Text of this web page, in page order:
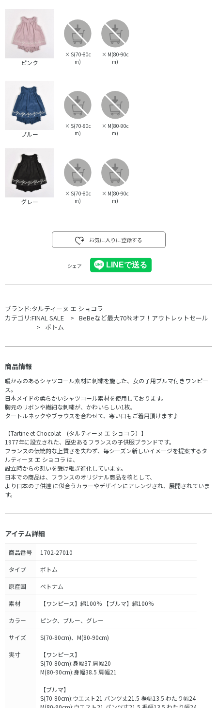
ピンク
× S(70-80c
m)
× M(80-90c
m)
ブルー
× S(70-80c
m)
× M(80-90c
m)
グレー
× S(70-80c
m)
× M(80-90c
m)
お気に入りに登録する
シェア
ブランド:タルティーヌ エ ショコラ
カテゴリ:FINAL SALE
BeBeなど最大70％オフ！アウトレットセール
ボトム
商品情報
暖かみのあるシャツコール素材に刺繍を施した、女の子用ブルマ付きワンピー
ス。
日本メイドの柔らかいシャツコール素材を使用しております。
胸元のリボンや繊細な刺繍が、かわいらしい1枚。
タートルネックやブラウスを合わせて、寒い日もご着用頂けます♪
【Tartine et Chocolat (タルティーヌ エ ショコラ）】
1977年に設立された、歴史あるフランスの子供服ブランドです。
フランスの伝統的な上質さを失わず、毎シーズン新しいイメージを提案するタ
ルティーヌ エ ショコラ は、
設立時からの想いを受け継ぎ進化しています。
日本での商品は、フランスのオリジナル商品を核として、
より日本の子供達 に似合うカラーやデザインにアレンジされ、展開されていま
す。
アイテム詳細
商品番号 1702-27010
タイプ ボトム
原産国 ベトナム
素材 【ワンピース】綿100% 【ブルマ】綿100%
カラー ピンク、ブルー、グレー
サイズ S(70-80cm)、M(80-90cm)
実寸
【ワンピース】
S(70-80cm):身幅37 肩幅20
M(80-90cm):身幅38.5 肩幅21
【ブルマ】
S(70-80cm):ウエスト21 パンツ丈21.5 裾幅13.5 わたり幅24